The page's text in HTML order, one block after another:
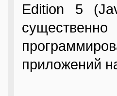
Edition 5
приложений